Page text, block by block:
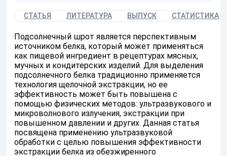
СТАТЬЯ ЛИТЕРАТУРА ВЫПУСК СТАТИСТИКА
Подсолнечный шрот является перспективным
источником белка, который может применяться
как пищевой ингредиент в рецептурах мясных,
мучных и кондитерских изделий. Для выделения
подсолнечного белка традиционно применяется
технология щелочной экстракции, но ее
эффективность может быть повышена с
помощью физических методов: ультразвукового и
микроволнового излучения, экстракции при
повышенном давлении и других. Данная статья
посвящена применению ультразвуковой
обработки с целью повышения эффективности
экстракции белка из обезжиренного